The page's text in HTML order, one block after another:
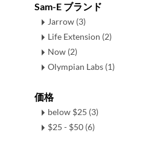
Sam-E ブランド
Jarrow (3)
Life Extension (2)
Now (2)
Olympian Labs (1)
価格
below $25 (3)
$25 - $50 (6)